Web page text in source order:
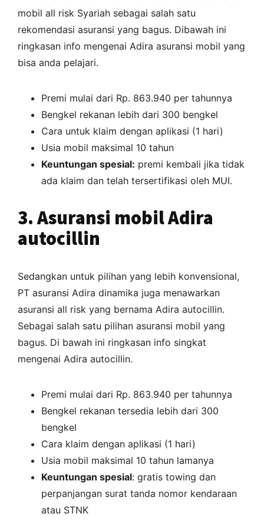
mobil all risk Syariah sebagai salah satu
rekomendasi asuransi yang bagus. Dibawah ini
ringkasan info mengenai Adira asuransi mobil yang
bisa anda pelajari.
Premi mulai dari Rp. 863.940 per tahunnya
Bengkel rekanan lebih dari 300 bengkel
Cara untuk klaim dengan aplikasi (1 hari)
Usia mobil maksimal 10 tahun
Keuntungan spesial: premi kembali jika tidak
ada klaim dan telah tersertifikasi oleh MUI.
3. Asuransi mobil Adira
autocillin
Sedangkan untuk pilihan yang lebih konvensional,
PT asuransi Adira dinamika juga menawarkan
asuransi all risk yang bernama Adira autocillin.
Sebagai salah satu pilihan asuransi mobil yang
bagus. Di bawah ini ringkasan info singkat
mengenai Adira autocillin.
Premi mulai dari Rp. 863.940 per tahunnya
Bengkel rekanan tersedia lebih dari 300
bengkel
Cara klaim dengan aplikasi (1 hari)
Usia mobil maksimal 10 tahun lamanya
Keuntungan spesial: gratis towing dan
perpanjangan surat tanda nomor kendaraan
atau STNK